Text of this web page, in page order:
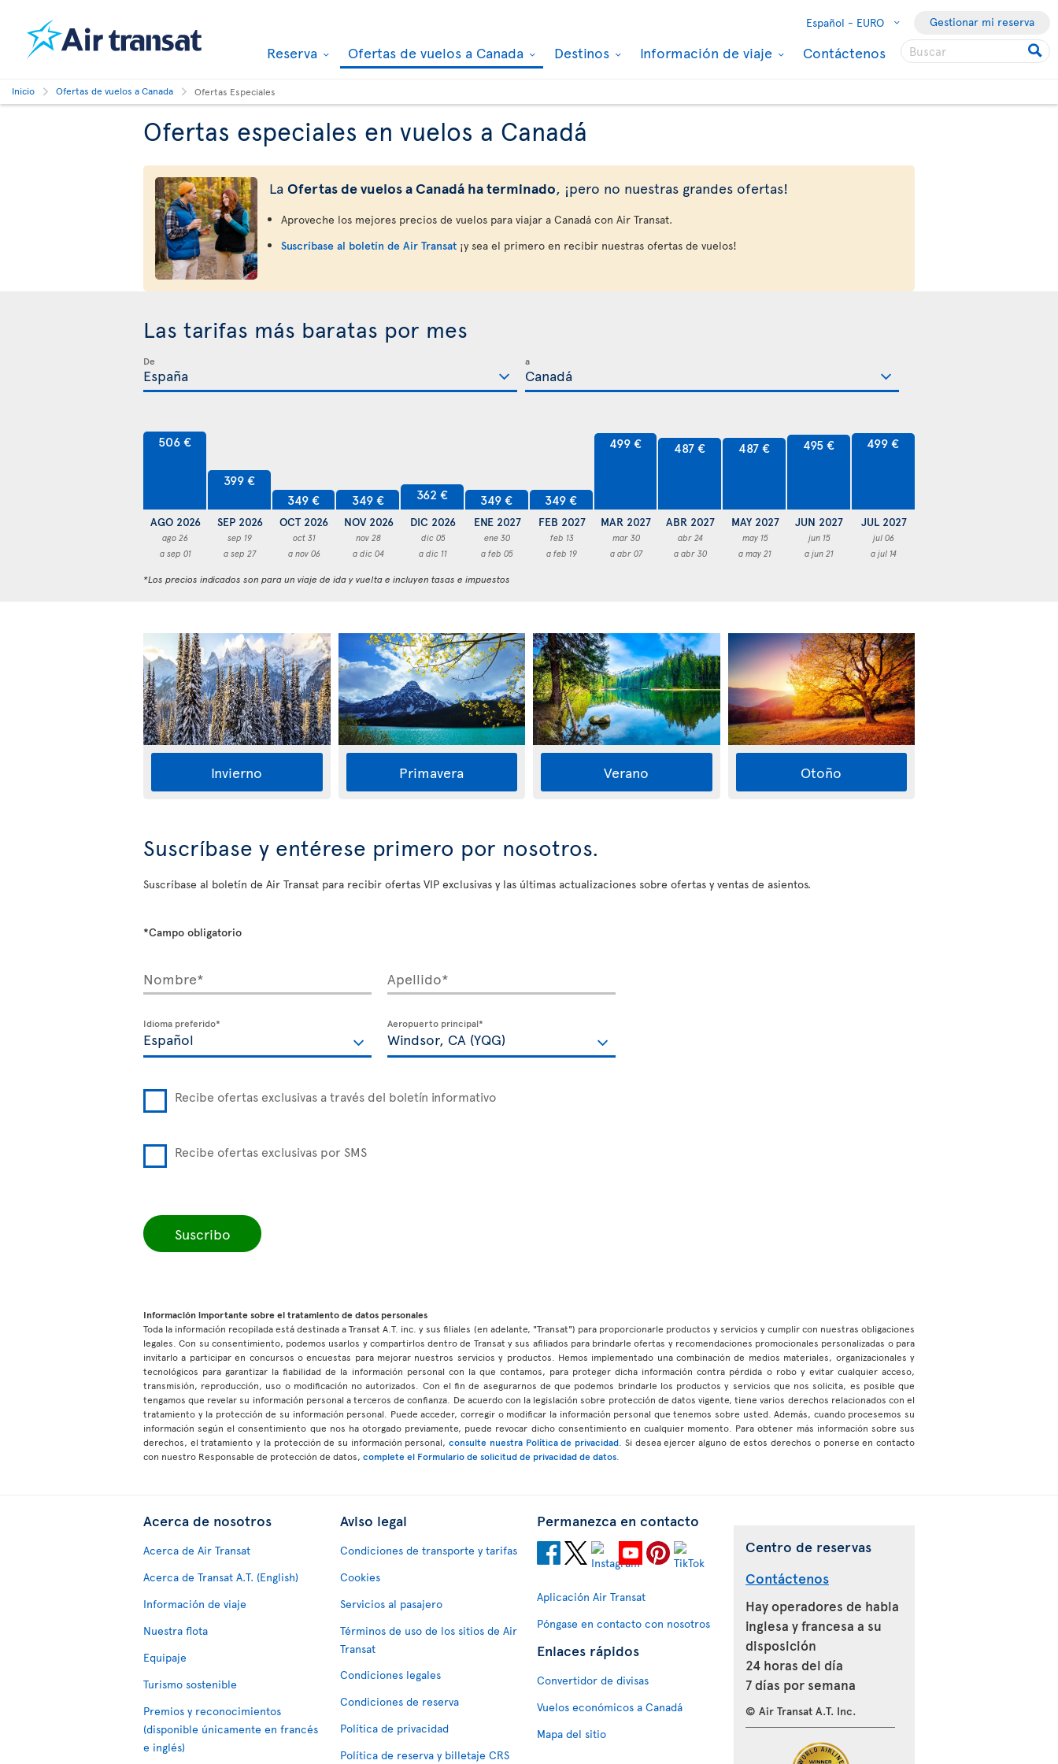
Español - EURO Gestionar mi reserva
Reserva Ofertas de vuelos a Canada Destinos Información de viaje Contáctenos
Inicio Ofertas de vuelos a Canada Ofertas Especiales
Ofertas especiales en vuelos a Canadá
La Ofertas de vuelos a Canadá ha terminado, ¡pero no nuestras grandes ofertas!
Aproveche los mejores precios de vuelos para viajar a Canadá con Air Transat.
Suscríbase al boletín de Air Transat ¡y sea el primero en recibir nuestras ofertas de vuelos!
Las tarifas más baratas por mes
De a
506 €
AGO 2026
ago 26
a sep 01
399 €
SEP 2026
sep 19
a sep 27
349 €
OCT 2026
oct 31
a nov 06
349 €
NOV 2026
nov 28
a dic 04
362 €
DIC 2026
dic 05
a dic 11
349 €
ENE 2027
ene 30
a feb 05
349 €
FEB 2027
feb 13
a feb 19
499 €
MAR 2027
mar 30
a abr 07
487 €
ABR 2027
abr 24
a abr 30
487 €
MAY 2027
may 15
a may 21
495 €
JUN 2027
jun 15
a jun 21
499 €
JUL 2027
jul 06
a jul 14
*Los precios indicados son para un viaje de ida y vuelta e incluyen tasas e impuestos
Invierno Primavera Verano Otoño
Suscríbase y entérese primero por nosotros.
Suscríbase al boletín de Air Transat para recibir ofertas VIP exclusivas y las últimas actualizaciones sobre ofertas y ventas de asientos.
*Campo obligatorio
Nombre* Apellido*
Idioma preferido* Aeropuerto principal*
Recibe ofertas exclusivas a través del boletín informativo
Recibe ofertas exclusivas por SMS
Suscribo
Información importante sobre el tratamiento de datos personales
Toda la información recopilada está destinada a Transat A.T. inc. y sus filiales (en adelante, "Transat") para proporcionarle productos y servicios y cumplir con nuestras obligaciones
legales. Con su consentimiento, podemos usarlos y compartirlos dentro de Transat y sus afiliados para brindarle ofertas y recomendaciones promocionales personalizadas o para
invitarlo a participar en concursos o encuestas para mejorar nuestros servicios y productos. Hemos implementado una combinación de medios materiales, organizacionales y
tecnológicos para garantizar la fiabilidad de la información personal con la que contamos, para proteger dicha información contra pérdida o robo y evitar cualquier acceso,
transmisión, reproducción, uso o modificación no autorizados. Con el fin de asegurarnos de que podemos brindarle los productos y servicios que nos solicita, es posible que
tengamos que revelar su información personal a terceros de confianza. De acuerdo con la legislación sobre protección de datos vigente, tiene varios derechos relacionados con el
tratamiento y la protección de su información personal. Puede acceder, corregir o modificar la información personal que tenemos sobre usted. Además, cuando procesemos su
información según el consentimiento que nos ha otorgado previamente, puede revocar dicho consentimiento en cualquier momento. Para obtener más información sobre sus
derechos, el tratamiento y la protección de su información personal,consulte nuestra Política de privacidad . Si desea ejercer alguno de estos derechos o ponerse en contacto
con nuestro Responsable de protección de datos, complete el Formulario de solicitud de privacidad de datos
Acerca de nosotros
Acerca de Air Transat
Acerca de Transat A.T. (English)
Información de viaje
Nuestra flota
Equipaje
Turismo sostenible
Premios y reconocimientos
(disponible únicamente en francés
e inglés)
Aviso legal
Condiciones de transporte y tarifas
Cookies
Servicios al pasajero
Términos de uso de los sitios de Air
Transat
Condiciones legales
Condiciones de reserva
Política de privacidad
Política de reserva y billetaje CRS
Permanezca en contacto
Aplicación Air Transat
Póngase en contacto con nosotros
Enlaces rápidos
Convertidor de divisas
Vuelos económicos a Canadá
Mapa del sitio
Centro de reservas
Contáctenos
Hay operadores de habla
inglesa y francesa a su
disposición
24 horas del día
7 días por semana
© Air Transat A.T. Inc.